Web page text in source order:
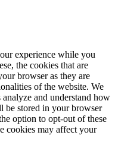
experience while you
the cookies that are
browser as they are
of the website. We
and understand how
be stored in your browser
option to opt-out of these
cookies may affect your